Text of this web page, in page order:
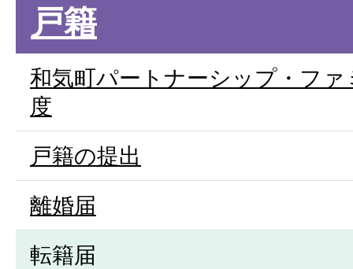
戸籍
和気町パートナーシップ・フ
度
戸籍の提出
離婚届
転籍届